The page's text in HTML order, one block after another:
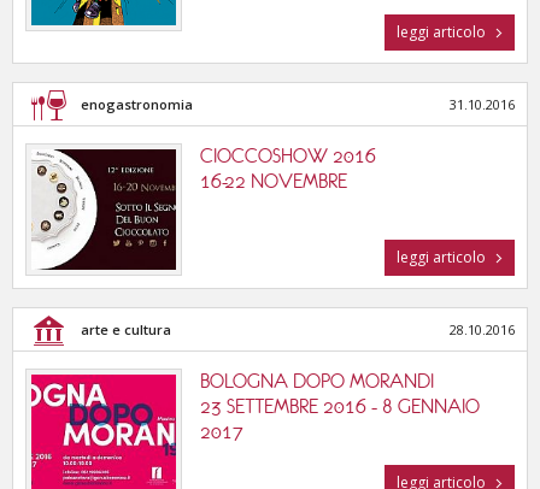
leggi articolo
enogastronomia 31.10.2016
CIOCCOSHOW 2016
16-22 NOVEMBRE
leggi articolo
arte e cultura 28.10.2016
BOLOGNA DOPO MORANDI
23 SETTEMBRE 2016 - 8 GENNAIO
2017
leggi articolo